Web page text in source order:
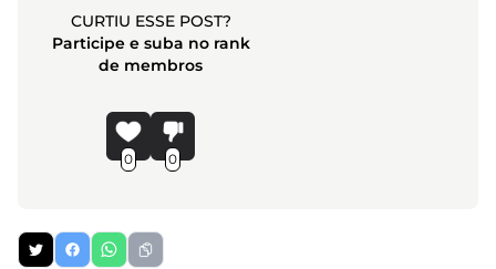
CURTIU ESSE POST?
Participe e suba no rank
de membros
0 0